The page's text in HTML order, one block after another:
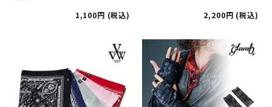
1,100
税込 2,200 税込